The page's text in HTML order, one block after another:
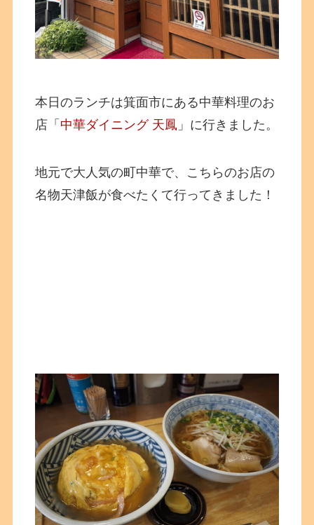
本日のランチは箕面市にある中華料理のお
店「 中華ダイニング 天鳳 」に行きました。
地元で大人気の町中華で、こちらのお店の
名物天津飯が食べたくて行ってきました！